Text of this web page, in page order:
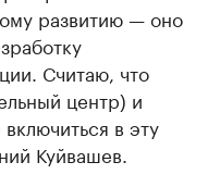
развитию — оно
Считаю, что
центр) и
в эту
Куйвашев.